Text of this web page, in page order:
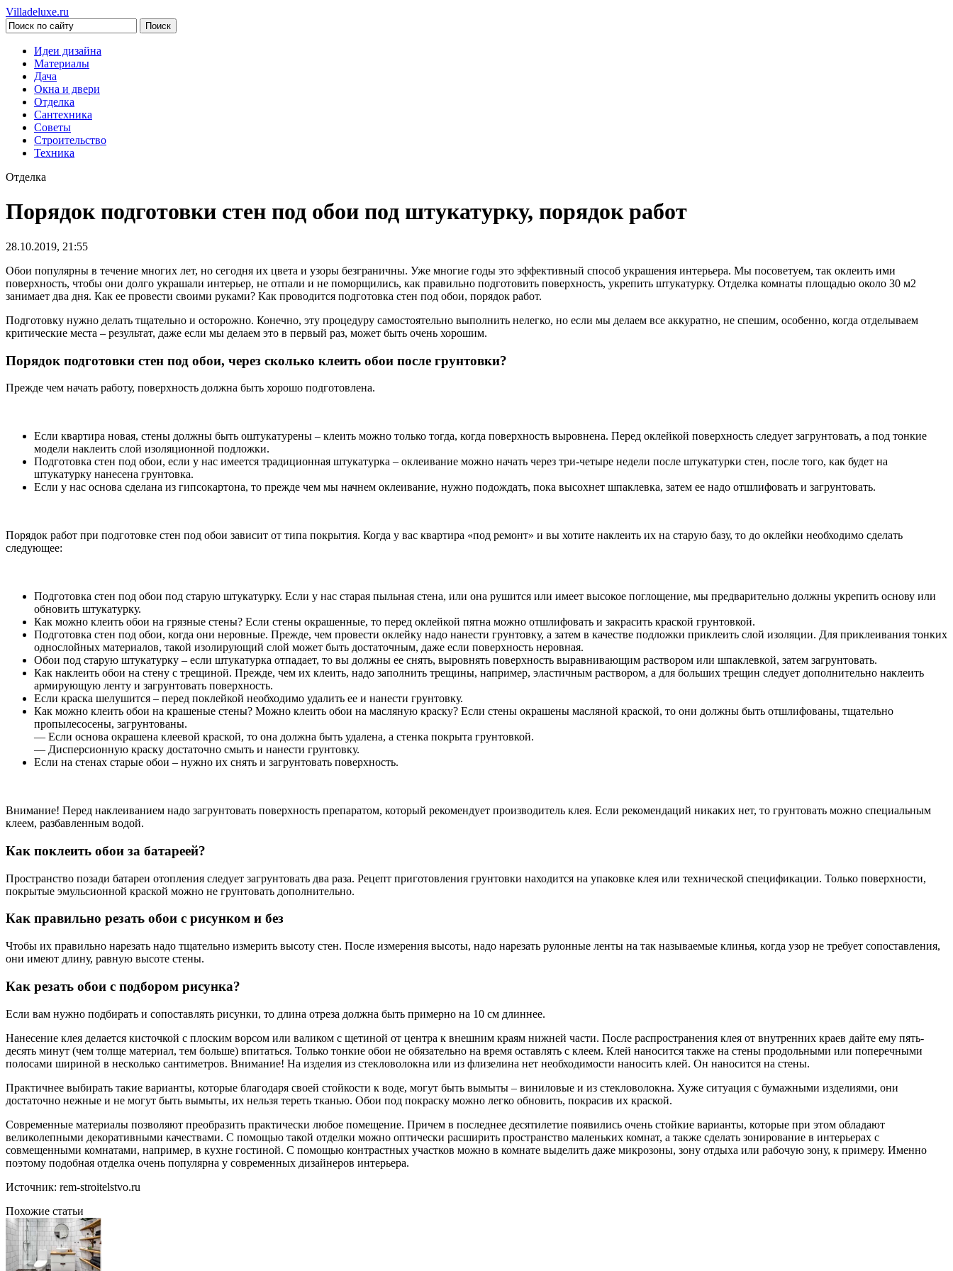
Villadeluxe.ru
Идеи дизайна
Материалы
Дача
Окна и двери
Отделка
Сантехника
Советы
Строительство
Техника
Отделка
Порядок подготовки стен под обои под штукатурку, порядок работ
28.10.2019, 21:55
Обои популярны в течение многих лет, но сегодня их цвета и узоры безграничны. Уже многие годы это эффективный способ украшения интерьера. Мы посоветуем, так оклеить ими
поверхность, чтобы они долго украшали интерьер, не отпали и не поморщились, как правильно подготовить поверхность, укрепить штукатурку. Отделка комнаты площадью около 30 м2
занимает два дня. Как ее провести своими руками? Как проводится подготовка стен под обои, порядок работ.
Подготовку нужно делать тщательно и осторожно. Конечно, эту процедуру самостоятельно выполнить нелегко, но если мы делаем все аккуратно, не спешим, особенно, когда отделываем
критические места – результат, даже если мы делаем это в первый раз, может быть очень хорошим.
Порядок подготовки стен под обои, через сколько клеить обои после грунтовки?
Прежде чем начать работу, поверхность должна быть хорошо подготовлена.
Если квартира новая, стены должны быть оштукатурены – клеить можно только тогда, когда поверхность выровнена. Перед оклейкой поверхность следует загрунтовать, а под тонкие
модели наклеить слой изоляционной подложки.
Подготовка стен под обои, если у нас имеется традиционная штукатурка – оклеивание можно начать через три-четыре недели после штукатурки стен, после того, как будет на
штукатурку нанесена грунтовка.
Если у нас основа сделана из гипсокартона, то прежде чем мы начнем оклеивание, нужно подождать, пока высохнет шпаклевка, затем ее надо отшлифовать и загрунтовать.
Порядок работ при подготовке стен под обои зависит от типа покрытия. Когда у вас квартира «под ремонт» и вы хотите наклеить их на старую базу, то до оклейки необходимо сделать
следующее:
Подготовка стен под обои под старую штукатурку. Если у нас старая пыльная стена, или она рушится или имеет высокое поглощение, мы предварительно должны укрепить основу или
обновить штукатурку.
Как можно клеить обои на грязные стены? Если стены окрашенные, то перед оклейкой пятна можно отшлифовать и закрасить краской грунтовкой.
Подготовка стен под обои, когда они неровные. Прежде, чем провести оклейку надо нанести грунтовку, а затем в качестве подложки приклеить слой изоляции. Для приклеивания тонких
однослойных материалов, такой изолирующий слой может быть достаточным, даже если поверхность неровная.
Обои под старую штукатурку – если штукатурка отпадает, то вы должны ее снять, выровнять поверхность выравнивающим раствором или шпаклевкой, затем загрунтовать.
Как наклеить обои на стену с трещиной. Прежде, чем их клеить, надо заполнить трещины, например, эластичным раствором, а для больших трещин следует дополнительно наклеить
армирующую ленту и загрунтовать поверхность.
Если краска шелушится – перед поклейкой необходимо удалить ее и нанести грунтовку.
Как можно клеить обои на крашеные стены? Можно клеить обои на масляную краску? Если стены окрашены масляной краской, то они должны быть отшлифованы, тщательно
пропылесосены, загрунтованы.
— Если основа окрашена клеевой краской, то она должна быть удалена, а стенка покрыта грунтовкой.
— Дисперсионную краску достаточно смыть и нанести грунтовку.
Если на стенах старые обои – нужно их снять и загрунтовать поверхность.
Внимание! Перед наклеиванием надо загрунтовать поверхность препаратом, который рекомендует производитель клея. Если рекомендаций никаких нет, то грунтовать можно специальным
клеем, разбавленным водой.
Как поклеить обои за батареей?
Пространство позади батареи отопления следует загрунтовать два раза. Рецепт приготовления грунтовки находится на упаковке клея или технической спецификации. Только поверхности,
покрытые эмульсионной краской можно не грунтовать дополнительно.
Как правильно резать обои с рисунком и без
Чтобы их правильно нарезать надо тщательно измерить высоту стен. После измерения высоты, надо нарезать рулонные ленты на так называемые клинья, когда узор не требует сопоставления,
они имеют длину, равную высоте стены.
Как резать обои с подбором рисунка?
Если вам нужно подбирать и сопоставлять рисунки, то длина отреза должна быть примерно на 10 см длиннее.
Нанесение клея делается кисточкой с плоским ворсом или валиком с щетиной от центра к внешним краям нижней части. После распространения клея от внутренних краев дайте ему пять-
десять минут (чем толще материал, тем больше) впитаться. Только тонкие обои не обязательно на время оставлять с клеем. Клей наносится также на стены продольными или поперечными
полосами шириной в несколько сантиметров. Внимание! На изделия из стекловолокна или из флизелина нет необходимости наносить клей. Он наносится на стены.
Практичнее выбирать такие варианты, которые благодаря своей стойкости к воде, могут быть вымыты – виниловые и из стекловолокна. Хуже ситуация с бумажными изделиями, они
достаточно нежные и не могут быть вымыты, их нельзя тереть тканью. Обои под покраску можно легко обновить, покрасив их краской.
Современные материалы позволяют преобразить практически любое помещение. Причем в последнее десятилетие появились очень стойкие варианты, которые при этом обладают
великолепными декоративными качествами. С помощью такой отделки можно оптически расширить пространство маленьких комнат, а также сделать зонирование в интерьерах с
совмещенными комнатами, например, в кухне гостиной. С помощью контрастных участков можно в комнате выделить даже микрозоны, зону отдыха или рабочую зону, к примеру. Именно
поэтому подобная отделка очень популярна у современных дизайнеров интерьера.
Источник: rem-stroitelstvo.ru
Похожие статьи